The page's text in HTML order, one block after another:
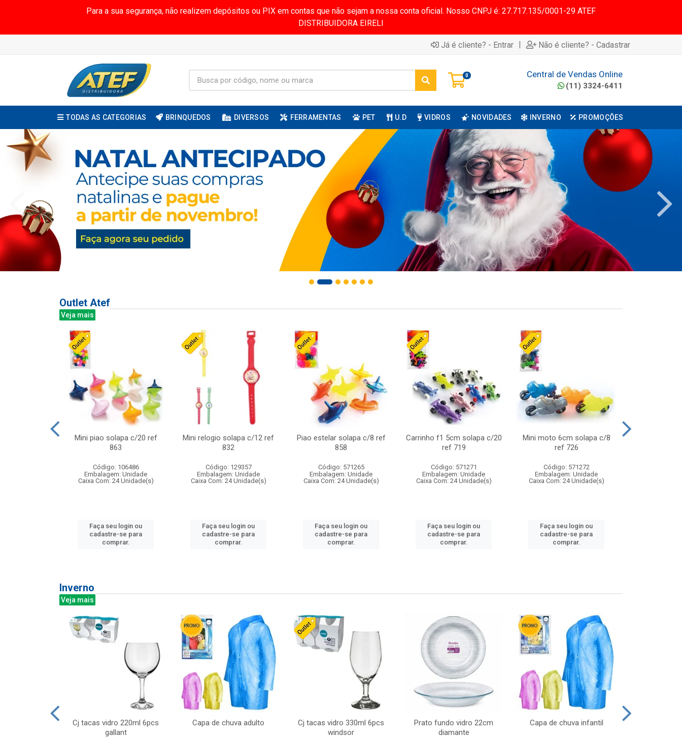
Para a sua segurança, não realizem depósitos ou PIX em contas que não sejam a nossa conta oficial. Nosso CNPJ é: 27.717.135/0001-29 ATEF
DISTRIBUIDORA EIRELI
Já é cliente? - Entrar | Não é cliente? - Cadastrar
0 Central de Vendas Online
(11) 3324-6411
TODAS AS CATEGORIAS BRINQUEDOS DIVERSOS FERRAMENTAS PET U.D VIDROS NOVIDADES INVERNO PROMOÇÕES
Outlet Atef
Veja mais
Mini piao solapa c/20 ref
863
Código: 106486
Embalagem: Unidade
Caixa Com: 24 Unidade(s)
Faça seu login ou
cadastre-se para
comprar.
Mini relogio solapa c/12 ref
832
Código: 129357
Embalagem: Unidade
Caixa Com: 24 Unidade(s)
Faça seu login ou
cadastre-se para
comprar.
Piao estelar solapa c/8 ref
858
Código: 571265
Embalagem: Unidade
Caixa Com: 24 Unidade(s)
Faça seu login ou
cadastre-se para
comprar.
Carrinho f1 5cm solapa c/20
ref 719
Código: 571271
Embalagem: Unidade
Caixa Com: 24 Unidade(s)
Faça seu login ou
cadastre-se para
comprar.
Mini moto 6cm solapa c/8
ref 726
Código: 571272
Embalagem: Unidade
Caixa Com: 24 Unidade(s)
Faça seu login ou
cadastre-se para
comprar.
Inverno
Veja mais
Cj tacas vidro 220ml 6pcs
gallant
Capa de chuva adulto
Cj tacas vidro 330ml 6pcs
windsor
Prato fundo vidro 22cm
diamante
Capa de chuva infantil